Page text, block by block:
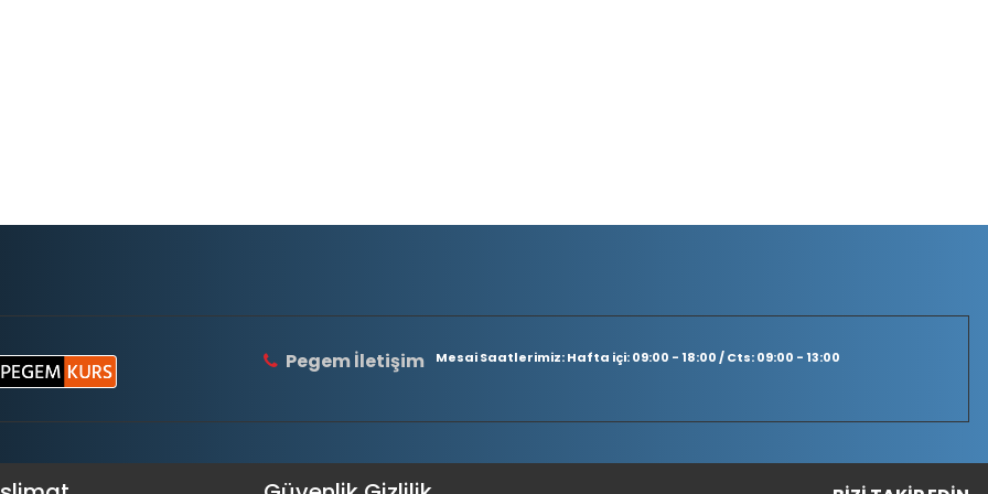
Pegem İletişim Mesai Saatlerimiz: Hafta içi: 09:00 - 18:00 / Cts: 09:00 - 13:00